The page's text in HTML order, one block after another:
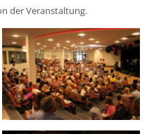
der Veranstaltung.